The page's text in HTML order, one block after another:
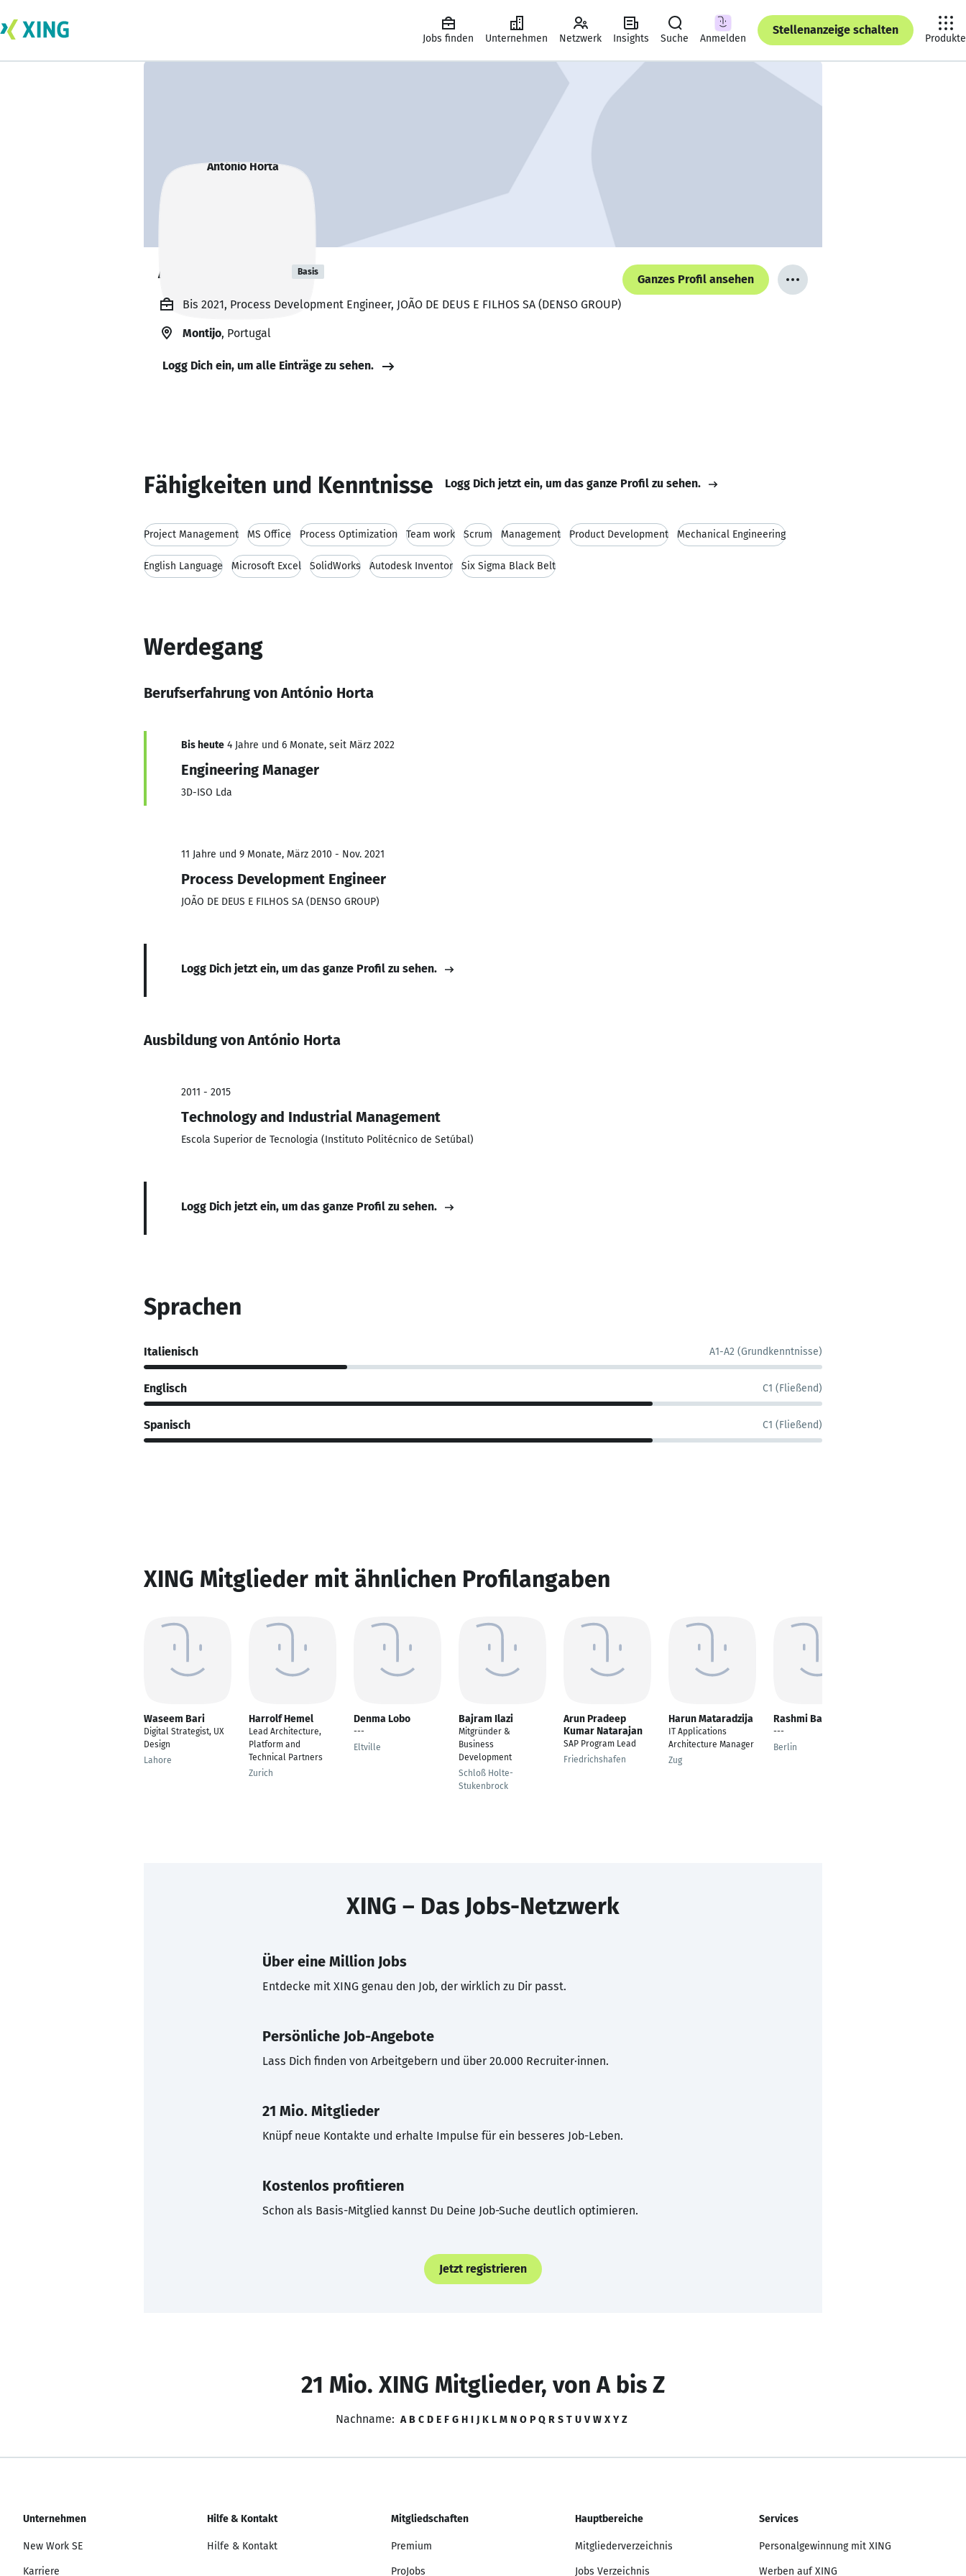
Jobs finden Unternehmen Netzwerk Insights Suche Anmelden
Stellenanzeige schalten
Produkte
António Horta Basis
Ganzes Profil ansehen
Bis 2021, Process Development Engineer, JOÃO DE DEUS E FILHOS SA (DENSO GROUP)
Montijo, Portugal
Logg Dich ein, um alle Einträge zu sehen.
Fähigkeiten und Kenntnisse Logg Dich jetzt ein, um das ganze Profil zu sehen.
Project Management MS Office Process Optimization Team work Scrum Management Product Development Mechanical Engineering
English Language Microsoft Excel SolidWorks Autodesk Inventor Six Sigma Black Belt
Werdegang
Berufserfahrung von António Horta
Bis heute 4 Jahre und 6 Monate, seit März 2022
Engineering Manager
3D-ISO Lda
11 Jahre und 9 Monate, März 2010 - Nov. 2021
Process Development Engineer
JOÃO DE DEUS E FILHOS SA (DENSO GROUP)
Logg Dich jetzt ein, um das ganze Profil zu sehen.
Ausbildung von António Horta
2011 - 2015
Technology and Industrial Management
Escola Superior de Tecnologia (Instituto Politécnico de Setúbal)
Logg Dich jetzt ein, um das ganze Profil zu sehen.
Sprachen
Italienisch A1-A2 (Grundkenntnisse)
Englisch C1 (Fließend)
Spanisch C1 (Fließend)
XING Mitglieder mit ähnlichen Profilangaben
Waseem Bari
Digital Strategist, UX
Design
Lahore
Harrolf Hemel
Lead Architecture,
Platform and
Technical Partners
Zurich
Denma Lobo
---
Eltville
Bajram Ilazi
Mitgründer &
Business
Development
Schloß Holte-
Stukenbrock
Arun Pradeep
Kumar Natarajan
SAP Program Lead
Friedrichshafen
Harun Mataradzija
IT Applications
Architecture Manager
Zug
Rashmi Balasada
---
Berlin
XING – Das Jobs-Netzwerk
Über eine Million Jobs
Entdecke mit XING genau den Job, der wirklich zu Dir passt.
Persönliche Job-Angebote
Lass Dich finden von Arbeitgebern und über 20.000 Recruiter·innen.
21 Mio. Mitglieder
Knüpf neue Kontakte und erhalte Impulse für ein besseres Job-Leben.
Kostenlos profitieren
Schon als Basis-Mitglied kannst Du Deine Job-Suche deutlich optimieren.
Jetzt registrieren
21 Mio. XING Mitglieder, von A bis Z
Nachname: A B C D E F G H I J K L M N O P Q R S T U V W X Y Z
Unternehmen
New Work SE
Karriere
Hilfe & Kontakt
Hilfe & Kontakt
Mitgliedschaften
Premium
ProJobs
Hauptbereiche
Mitgliederverzeichnis
Jobs Verzeichnis
Services
Personalgewinnung mit XING
Werben auf XING